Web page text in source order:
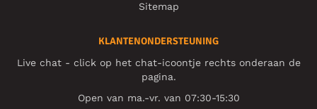
Sitemap
KLANTENONDERSTEUNING
Live chat - click op het chat-icoontje rechts onderaan de
pagina.
Open van ma.-vr. van 07:30-15:30